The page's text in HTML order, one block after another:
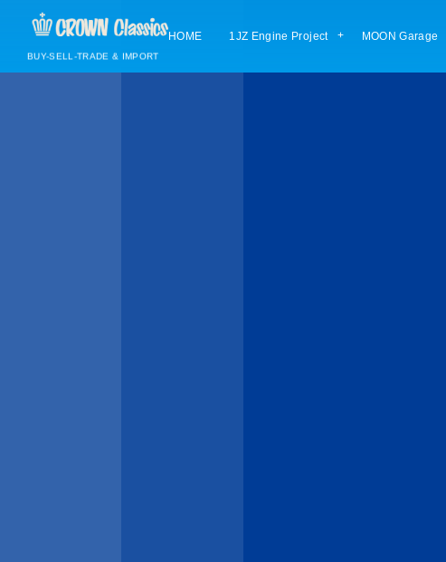
BUY-SELL-TRADE & IMPORT
HOME 1JZ Engine Project MOON Garage